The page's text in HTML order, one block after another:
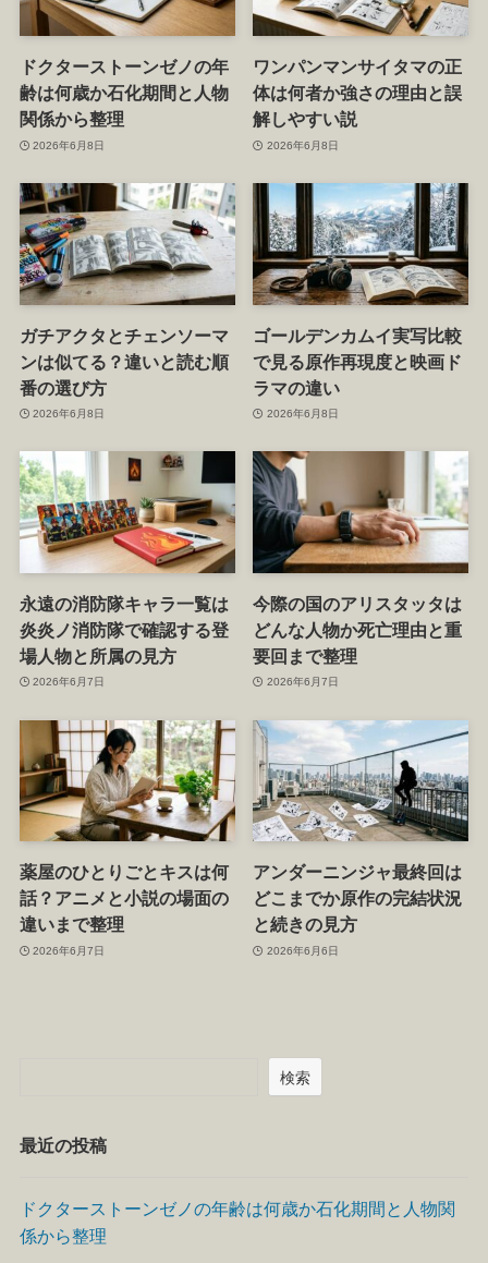
ドクターストーンゼノの年
齢は何歳か石化期間と人物
関係から整理
2026年6月8日
ワンパンマンサイタマの正
体は何者か強さの理由と誤
解しやすい説
2026年6月8日
ガチアクタとチェンソーマ
ンは似てる？違いと読む順
番の選び方
2026年6月8日
ゴールデンカムイ実写比較
で見る原作再現度と映画ド
ラマの違い
2026年6月8日
永遠の消防隊キャラ一覧は
炎炎ノ消防隊で確認する登
場人物と所属の見方
2026年6月7日
今際の国のアリスタッタは
どんな人物か死亡理由と重
要回まで整理
2026年6月7日
薬屋のひとりごとキスは何
話？アニメと小説の場面の
違いまで整理
2026年6月7日
アンダーニンジャ最終回は
どこまでか原作の完結状況
と続きの見方
2026年6月6日
検索
最近の投稿
ドクターストーンゼノの年齢は何歳か石化期間と人物関
係から整理